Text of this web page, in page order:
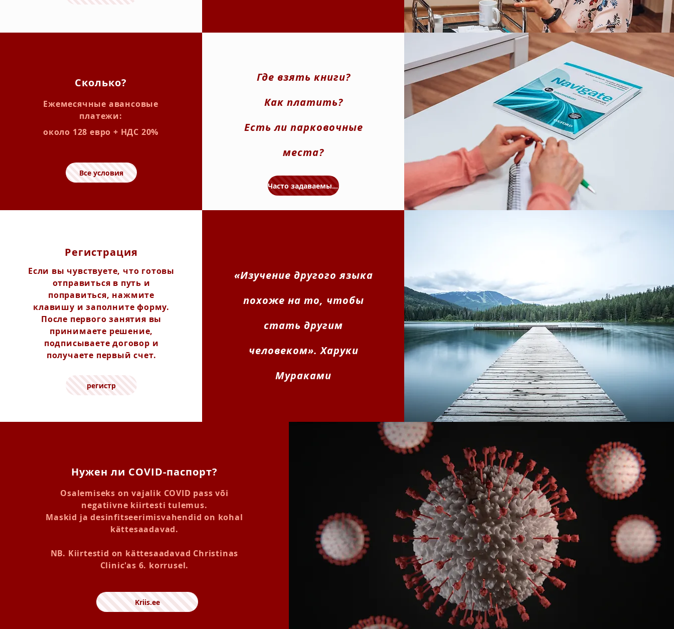
Сколько?
Ежемесячные авансовые
платежи:
около 128 евро + НДС 20%
Все условия
Где взять книги?
Как платить?
Есть ли парковочные
места?
Часто задаваемые вопросы
Регистрация
Если вы чувствуете, что готовы
отправиться в путь и
поправиться, нажмите
клавишу и заполните форму.
После первого занятия вы
принимаете решение,
подписываете договор и
получаете первый счет.
регистр
«Изучение другого языка
похоже на то, чтобы
стать другим
человеком». Харуки
Мураками
Нужен ли COVID-паспорт?
Osalemiseks on vajalik COVID pass või
negatiivne kiirtesti tulemus.
Maskid ja desinfitseerimisvahendid on kohal
kättesaadavad.
NB. Kiirtestid on kättesaadavad Christinas
Clinic'as 6. korrusel.
Kriis.ee